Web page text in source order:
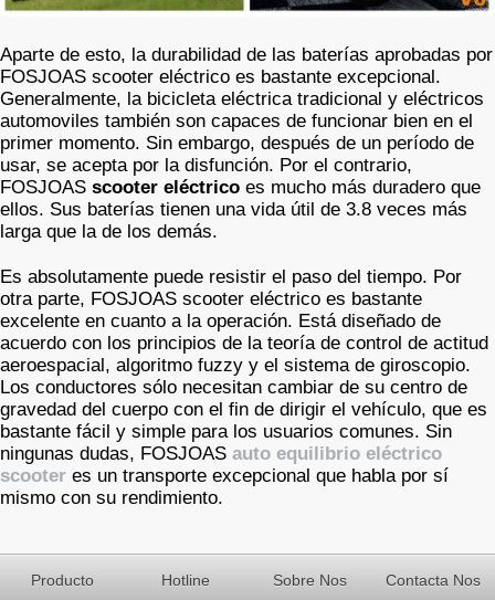
Aparte de esto, la durabilidad de las baterías aprobadas por
FOSJOAS scooter eléctrico es bastante excepcional.
Generalmente, la bicicleta eléctrica tradicional y eléctricos
automoviles también son capaces de funcionar bien en el
primer momento. Sin embargo, después de un período de
usar, se acepta por la disfunción. Por el contrario,
FOSJOAS scooter eléctrico es mucho más duradero que
ellos. Sus baterías tienen una vida útil de 3.8 veces más
larga que la de los demás.
Es absolutamente puede resistir el paso del tiempo. Por
otra parte, FOSJOAS scooter eléctrico es bastante
excelente en cuanto a la operación. Está diseñado de
acuerdo con los principios de la teoría de control de actitud
aeroespacial, algoritmo fuzzy y el sistema de giroscopio.
Los conductores sólo necesitan cambiar de su centro de
gravedad del cuerpo con el fin de dirigir el vehículo, que es
bastante fácil y simple para los usuarios comunes. Sin
ningunas dudas, FOSJOAS auto equilibrio eléctrico
scooter es un transporte excepcional que habla por sí
mismo con su rendimiento.
Producto Hotline Sobre Nos Contacta Nos